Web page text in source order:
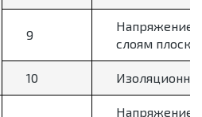
9
Напряжение
слоям
10
Напряжение